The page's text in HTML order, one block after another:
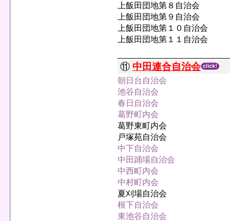
上飯田団地第８自治会
上飯田団地第９自治会
上飯田団地第１０自治会
上飯田団地第１１自治会
⑪ 中田連合自治会
朝日台自治会
池谷自治会
春日自治会
葛野町内会
葛野東町内会
戸塚苑自治会
中下自治会
中田踊場自治会
中西町内会
中村町内会
夏刈場自治会
根下自治会
東池谷自治会